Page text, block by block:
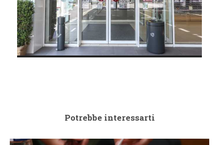
Potrebbe interessarti